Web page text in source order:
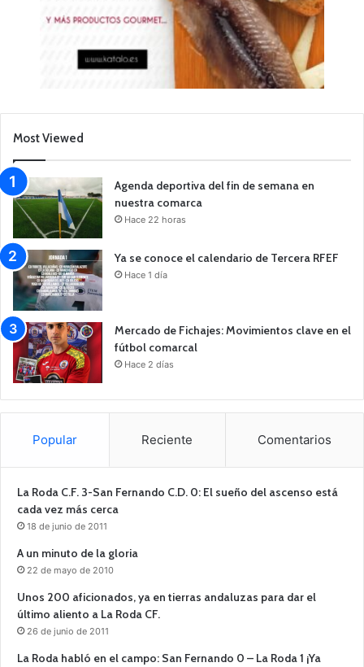
Most Viewed
Agenda deportiva del fin de semana en
nuestra comarca
Hace 22 horas
Ya se conoce el calendario de Tercera RFEF
Hace 1 día
Mercado de Fichajes: Movimientos clave en el
fútbol comarcal
Hace 2 días
Popular Reciente Comentarios
La Roda C.F. 3-San Fernando C.D. 0: El sueño del ascenso está
cada vez más cerca
18 de junio de 2011
A un minuto de la gloria
22 de mayo de 2010
Unos 200 aficionados, ya en tierras andaluzas para dar el
último aliento a La Roda CF.
26 de junio de 2011
La Roda habló en el campo: San Fernando 0 – La Roda 1 ¡Ya